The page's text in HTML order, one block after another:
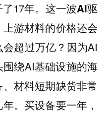
17年。 这一波AI驱
游材料的价格还会
超过万亿？因为AI
绕AI基础设施的海
材料短期缺货非常
。买设备要一年，